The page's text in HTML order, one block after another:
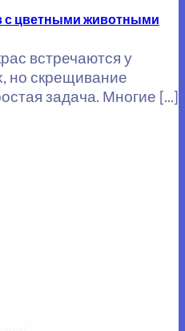
с цветными животными
встречаются у
но скрещивание
задача. Многие [...]